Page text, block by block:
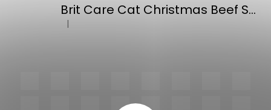
Brit Care Cat Christmas Beef Soup 75g
Hodnocení produktu je 5 z 5 hvězdiček.
|